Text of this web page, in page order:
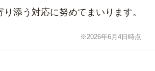
添う対応に努めてまいります。
※2026年6月4日時点